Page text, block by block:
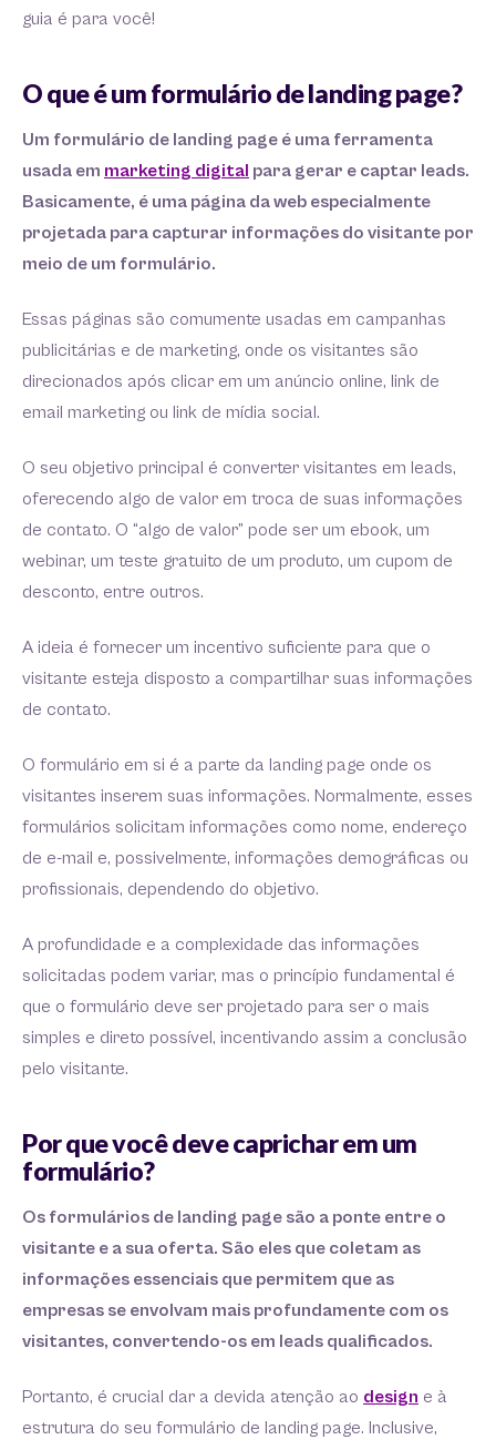
guia é para você!
O que é um formulário de landing page?
Um formulário de landing page é uma ferramenta
usada em marketing digital para gerar e captar leads.
Basicamente, é uma página da web especialmente
projetada para capturar informações do visitante por
meio de um formulário.
Essas páginas são comumente usadas em campanhas
publicitárias e de marketing, onde os visitantes são
direcionados após clicar em um anúncio online, link de
email marketing ou link de mídia social.
O seu objetivo principal é converter visitantes em leads,
oferecendo algo de valor em troca de suas informações
de contato. O “algo de valor” pode ser um ebook, um
webinar, um teste gratuito de um produto, um cupom de
desconto, entre outros.
A ideia é fornecer um incentivo suficiente para que o
visitante esteja disposto a compartilhar suas informações
de contato.
O formulário em si é a parte da landing page onde os
visitantes inserem suas informações. Normalmente, esses
formulários solicitam informações como nome, endereço
de e-mail e, possivelmente, informações demográficas ou
profissionais, dependendo do objetivo.
A profundidade e a complexidade das informações
solicitadas podem variar, mas o princípio fundamental é
que o formulário deve ser projetado para ser o mais
simples e direto possível, incentivando assim a conclusão
pelo visitante.
Por que você deve caprichar em um
formulário?
Os formulários de landing page são a ponte entre o
visitante e a sua oferta. São eles que coletam as
informações essenciais que permitem que as
empresas se envolvam mais profundamente com os
visitantes, convertendo-os em leads qualificados.
Portanto, é crucial dar a devida atenção ao design e à
estrutura do seu formulário de landing page. Inclusive,